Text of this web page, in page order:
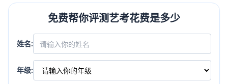
免费帮你评测艺考花费是多少
姓名:
年级: